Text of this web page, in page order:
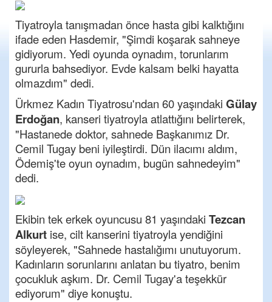
Tiyatroyla tanışmadan önce hasta gibi kalktığını
ifade eden Hasdemir, "Şimdi koşarak sahneye
gidiyorum. Yedi oyunda oynadım, torunlarım
gururla bahsediyor. Evde kalsam belki hayatta
olmazdım" dedi.
Ürkmez Kadın Tiyatrosu'ndan 60 yaşındaki Gülay
Erdoğan, kanseri tiyatroyla atlattığını belirterek,
"Hastanede doktor, sahnede Başkanımız Dr.
Cemil Tugay beni iyileştirdi. Dün ilacımı aldım,
Ödemiş'te oyun oynadım, bugün sahnedeyim"
dedi.
Ekibin tek erkek oyuncusu 81 yaşındaki Tezcan
Alkurt ise, cilt kanserini tiyatroyla yendiğini
söyleyerek, "Sahnede hastalığımı unutuyorum.
Kadınların sorunlarını anlatan bu tiyatro, benim
çocukluk aşkım. Dr. Cemil Tugay'a teşekkür
ediyorum" diye konuştu.